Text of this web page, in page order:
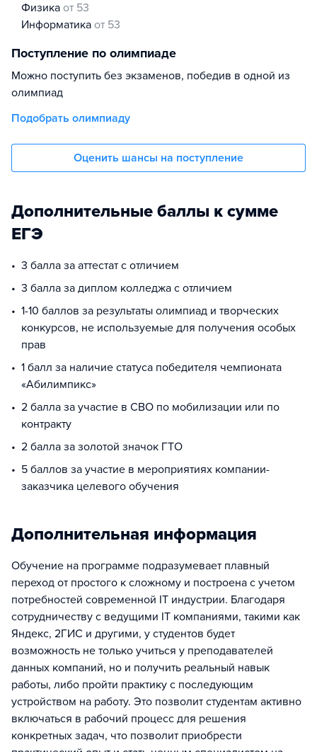
физика от 53
информатика от 53
Поступление по олимпиаде
Можно поступить без экзаменов, победив в одной из
олимпиад
Подобрать олимпиаду
Оценить шансы на поступление
Дополнительные баллы к сумме
ЕГЭ
3 балла за аттестат с отличием
3 балла за диплом колледжа с отличием
1-10 баллов за результаты олимпиад и творческих
конкурсов, не используемые для получения особых
прав
1 балл за наличие статуса победителя чемпионата
«Абилимпикс»
2 балла за участие в СВО по мобилизации или по
контракту
2 балла за золотой значок ГТО
5 баллов за участие в мероприятиях компании-
заказчика целевого обучения
Дополнительная информация
Обучение на программе подразумевает плавный
переход от простого к сложному и построена с учетом
потребностей современной IT индустрии. Благодаря
сотрудничеству с ведущими IT компаниями, такими как
Яндекс, 2ГИС и другими, у студентов будет
возможность не только учиться у преподавателей
данных компаний, но и получить реальный навык
работы, либо пройти практику с последующим
устройством на работу. Это позволит студентам активно
включаться в рабочий процесс для решения
конкретных задач, что позволит приобрести